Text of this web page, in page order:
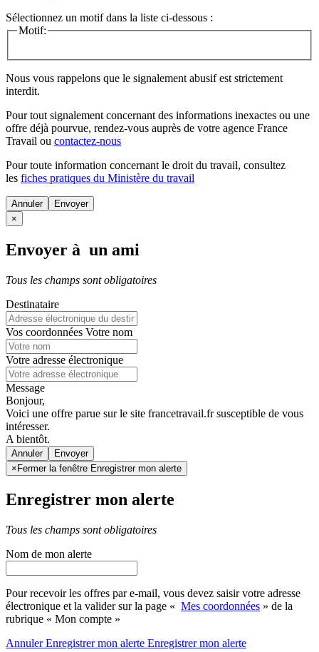
Sélectionnez un motif dans la liste ci-dessous :
Motif:
Nous vous rappelons que le signalement abusif est strictement
interdit.
Pour tout signalement concernant des informations inexactes ou une
offre déjà pourvue, rendez-vous auprès de votre agence France
Travail ou contactez-nous
Pour toute information concernant le droit du travail, consultez
les fiches pratiques du Ministère du travail
Annuler
×
Envoyer à un ami
Tous les champs sont obligatoires
Destinataire
Vos coordonnées Votre nom
Votre adresse électronique
Message
Bonjour,
Voici une offre parue sur le site francetravail.fr susceptible de vous
intéresser.
A bientôt.
Annuler
× Fermer la fenêtre Enregistrer mon alerte
Enregistrer mon alerte
Tous les champs sont obligatoires
Nom de mon alerte
Pour recevoir les offres par e-mail, vous devez saisir votre adresse
électronique et la valider sur la page « Mes coordonnées » de la
rubrique « Mon compte »
AnnulerEnregistrer mon alerte Enregistrermon alerte